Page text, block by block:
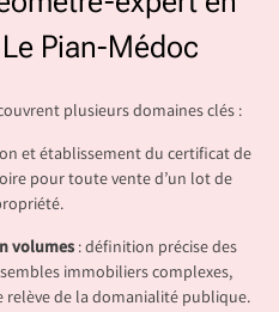
Pian-Médoc
plusieurs domaines clés :
et établissement du certificat de
pour toute vente d’un lot de
volumes : définition précise des
immobiliers complexes,
de la domanialité publique.